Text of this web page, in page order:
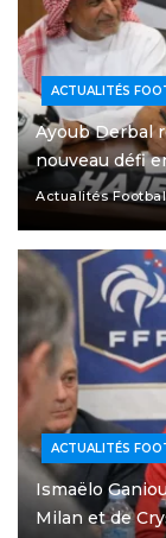
ACTUALITÉS
Ayoub Derbal
nouveau défi
Actualités
ACTUALITÉS
Ismaëlo
Milan et de